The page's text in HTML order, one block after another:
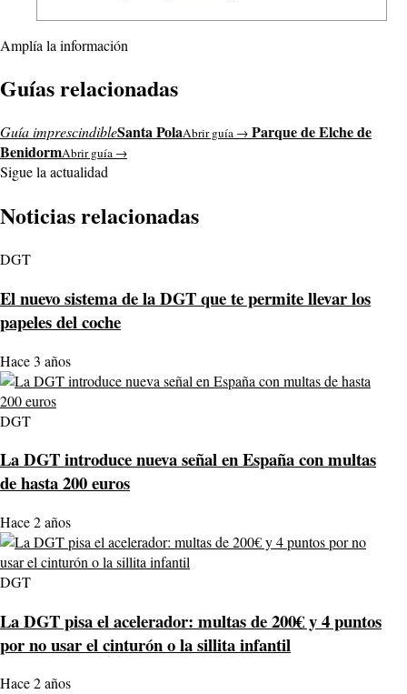
Amplía la información
Guías relacionadas
Guía imprescindibleSanta PolaAbrir guía → Parque de Elche de
BenidormAbrir guía →
Sigue la actualidad
Noticias relacionadas
DGT
El nuevo sistema de la DGT que te permite llevar los
papeles del coche
Hace 3 años
DGT
La DGT introduce nueva señal en España con multas
de hasta 200 euros
Hace 2 años
DGT
La DGT pisa el acelerador: multas de 200€ y 4 puntos
por no usar el cinturón o la sillita infantil
Hace 2 años